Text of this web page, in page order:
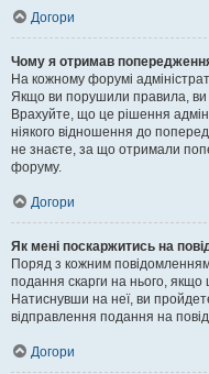
Догори
Чому я отримав
На кожному форумі
Якщо ви порушили правила,
Врахуйте, що це рішення
ніякого відношення до
не знаєте, за що отримали
форуму.
Догори
Як мені поскаржитись на
Поряд з кожним
подання скарги на нього, якщо
Натиснувши на неї, ви
відправлення подання на
Догори